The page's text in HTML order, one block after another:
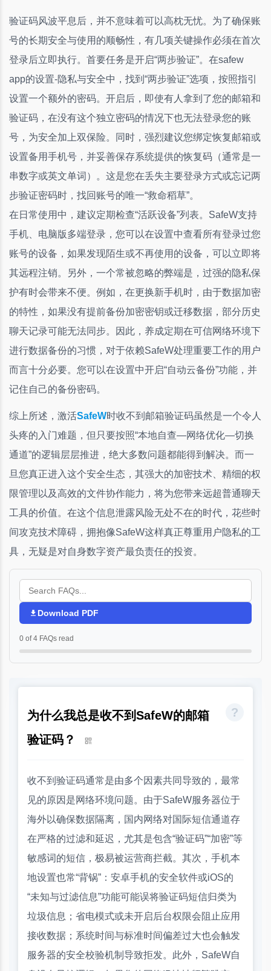
验证码风波平息后，并不意味着可以高枕无忧。为了确保账
号的长期安全与使用的顺畅性，有几项关键操作必须在首次
登录后立即执行。首要任务是开启“两步验证”。在safew
app的设置-隐私与安全中，找到“两步验证”选项，按照指引
设置一个额外的密码。开启后，即使有人拿到了您的邮箱和
验证码，在没有这个独立密码的情况下也无法登录您的账
号，为安全加上双保险。同时，强烈建议您绑定恢复邮箱或
设置备用手机号，并妥善保存系统提供的恢复码（通常是一
串数字或英文单词）。这是您在丢失主要登录方式或忘记两
步验证密码时，找回账号的唯一“救命稻草”。
在日常使用中，建议定期检查“活跃设备”列表。SafeW支持
手机、电脑版多端登录，您可以在设置中查看所有登录过您
账号的设备，如果发现陌生或不再使用的设备，可以立即将
其远程注销。另外，一个常被忽略的弊端是，过强的隐私保
护有时会带来不便。例如，在更换新手机时，由于数据加密
的特性，如果没有提前备份加密密钥或迁移数据，部分历史
聊天记录可能无法同步。因此，养成定期在可信网络环境下
进行数据备份的习惯，对于依赖SafeW处理重要工作的用户
而言十分必要。您可以在设置中开启“自动云备份”功能，并
记住自己的备份密码。
综上所述，激活SafeW时收不到邮箱验证码虽然是一个令人
头疼的入门难题，但只要按照“本地自查—网络优化—切换
通道”的逻辑层层推进，绝大多数问题都能得到解决。而一
旦您真正进入这个安全生态，其强大的加密技术、精细的权
限管理以及高效的文件协作能力，将为您带来远超普通聊天
工具的价值。在这个信息泄露风险无处不在的时代，花些时
间攻克技术障碍，拥抱像SafeW这样真正尊重用户隐私的工
具，无疑是对自身数字资产最负责任的投资。
Download PDF
0 of 4 FAQs read
为什么我总是收不到SafeW的邮箱
验证码？
收不到验证码通常是由多个因素共同导致的，最常
见的原因是网络环境问题。由于SafeW服务器位于
海外以确保数据隔离，国内网络对国际短信通道存
在严格的过滤和延迟，尤其是包含“验证码”“加密”等
敏感词的短信，极易被运营商拦截。其次，手机本
地设置也常“背锅”：安卓手机的安全软件或iOS的
“未知与过滤信息”功能可能误将验证码短信归类为
垃圾信息；省电模式或未开启后台权限会阻止应用
接收数据；系统时间与标准时间偏差过大也会触发
服务器的安全校验机制导致拒发。此外，SafeW自